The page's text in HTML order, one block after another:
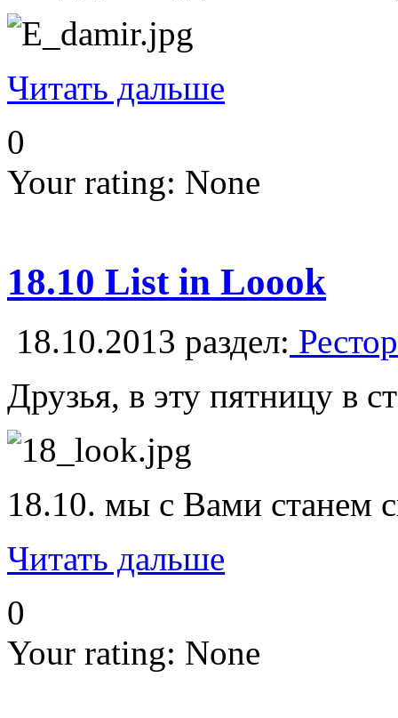
Читать дальше
0
Your rating: None
18.10 List in Loook
18.10.2013 раздел:
Друзья, в эту пятницу в
18.10. мы с Вами станем
Читать дальше
0
Your rating: None